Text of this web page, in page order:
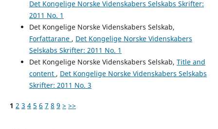
Det Kongelige Norske Videnskabers Selskabs Skrifter:
2011 No. 1
Det Kongelige Norske Videnskabers Selskab,
Forfattarane , Det Kongelige Norske Videnskabers
Selskabs Skrifter: 2011 No. 1
Det Kongelige Norske Videnskabers Selskab, Title and
content , Det Kongelige Norske Videnskabers Selskabs
Skrifter: 2011 No. 3
1 2 3 4 5 6 7 8 9 > >>